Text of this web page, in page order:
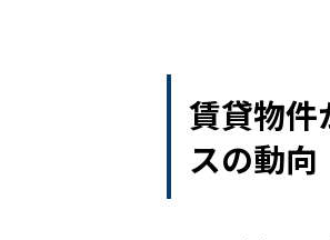
賃貸物件
スの動向